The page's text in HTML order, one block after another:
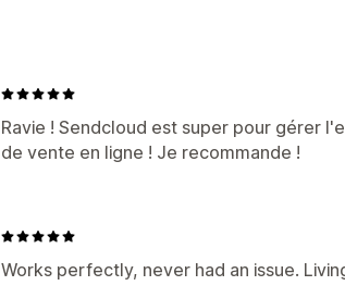
Ravie ! Sendcloud est super pour gérer
de vente en ligne ! Je recommande !
Works perfectly, never had an issue.